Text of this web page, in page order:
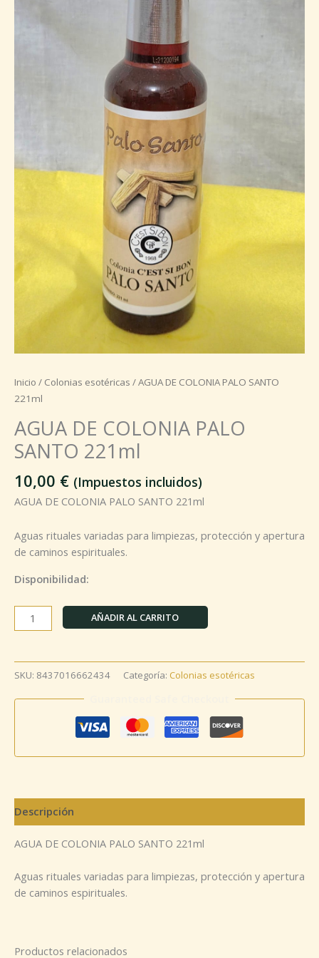
Inicio / Colonias esotéricas / AGUA DE COLONIA PALO SANTO
221ml
AGUA DE COLONIA PALO
SANTO 221ml
10,00 € (Impuestos incluidos)
AGUA DE COLONIA PALO SANTO 221ml
Aguas rituales variadas para limpiezas, protección y apertura
de caminos espirituales.
Disponibilidad:
AÑADIR AL CARRITO
SKU: 8437016662434 Categoría: Colonias esotéricas
Descripción
AGUA DE COLONIA PALO SANTO 221ml
Aguas rituales variadas para limpiezas, protección y apertura
de caminos espirituales.
Productos relacionados